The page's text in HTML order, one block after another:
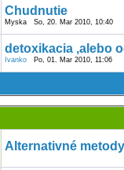
Chudnutie
Myska So, 20. Mar 2010, 10:40
detoxikacia ,alebo
Ivanko Po, 01. Mar 2010, 11:06
Alternativné